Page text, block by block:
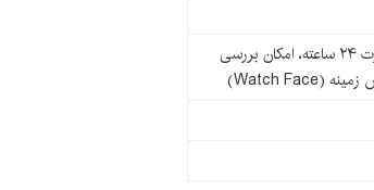
پشتیبانی از ۱۵۰+ حالت ورزشی، امکان مکالمه از راه اسپیکر و میکروفون داخلی، مجهز به ردیابی سلامتی به صورت ۲۴ ساعته، امکان بررسی